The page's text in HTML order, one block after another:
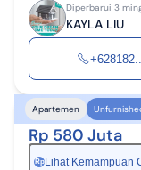
Diperbarui 3
KAYLA LIU
+628182...
Apartemen
Rp 580 Juta
Rp Lihat Kemampuan